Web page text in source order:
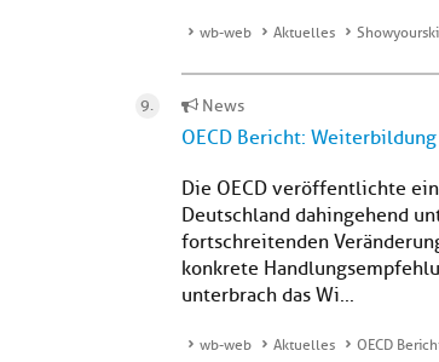
wb-web Aktuelles
News
OECD Bericht:
Die OECD veröffentlichte
Deutschland dahingehend
fortschreitenden
konkrete
unterbrach das Wi...
wb-web Aktuelles OECD